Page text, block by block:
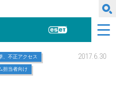
ングジャパン株式会社
サイバーセキュリティ情報局
ESET
、不正アクセス
担当者向け
2017.6.30